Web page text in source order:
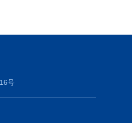
号